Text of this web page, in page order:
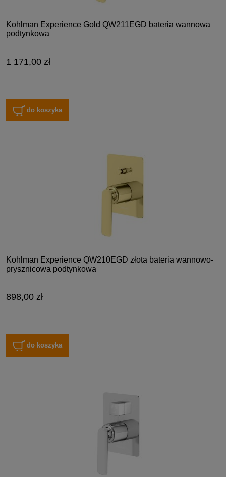
Kohlman Experience Gold QW211EGD bateria wannowa
podtynkowa
1 171,00 zł
do koszyka
Kohlman Experience QW210EGD złota bateria wannowo-
prysznicowa podtynkowa
898,00 zł
do koszyka